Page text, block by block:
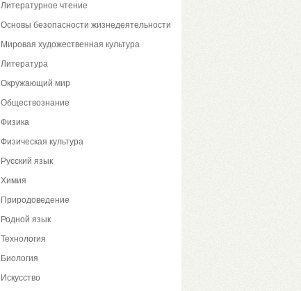
Литературное чтение
Основы безопасности жизнедеятельности
Мировая художественная культура
Литература
Окружающий мир
Обществознание
Физика
Физическая культура
Русский язык
Химия
Природоведение
Родной язык
Технология
Биология
Искусство